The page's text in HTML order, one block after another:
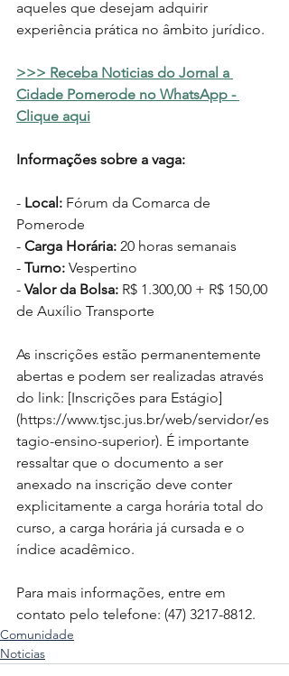
aqueles que desejam adquirir
experiência prática no âmbito jurídico.
>>> Receba Noticias do Jornal a
Cidade Pomerode no WhatsApp -
Clique aqui
Informações sobre a vaga:
- Local: Fórum da Comarca de
Pomerode
- Carga Horária: 20 horas semanais
- Turno: Vespertino
- Valor da Bolsa: R$ 1.300,00 + R$ 150,00
de Auxílio Transporte
As inscrições estão permanentemente
abertas e podem ser realizadas através
do link: [Inscrições para Estágio]
(https://www.tjsc.jus.br/web/servidor/es
tagio-ensino-superior). É importante
ressaltar que o documento a ser
anexado na inscrição deve conter
explicitamente a carga horária total do
curso, a carga horária já cursada e o
índice acadêmico.
Para mais informações, entre em
contato pelo telefone: (47) 3217-8812.
Comunidade
Noticias